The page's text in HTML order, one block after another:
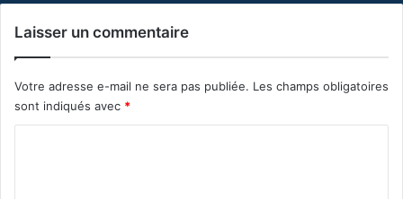
Laisser un commentaire
Votre adresse e-mail ne sera pas publiée. Les champs obligatoires
sont indiqués avec *